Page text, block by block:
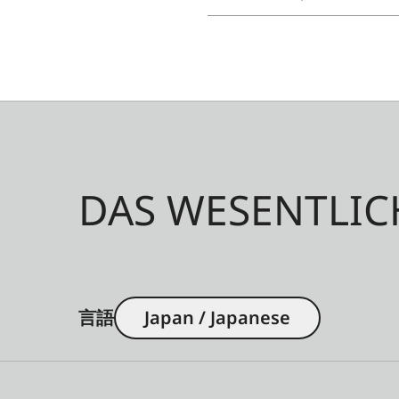
DAS
言語 Japan / Japanese